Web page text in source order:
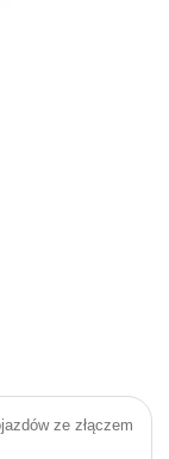
ze złączem